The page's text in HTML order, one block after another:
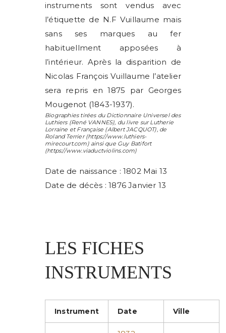
instruments sont vendus avec
l’étiquette de N.F Vuillaume mais
sans ses marques au fer
habituellment apposées à
l’intérieur. Après la disparition de
Nicolas François Vuillaume l’atelier
sera repris en 1875 par Georges
Mougenot (1843-1937).
Biographies tirées du Dictionnaire Universel des
Luthiers (René VANNES), du livre sur Lutherie
Lorraine et Française (Albert JACQUOT), de
Roland Terrier(https://www.luthiers-
mirecourt.com) ainsi que Guy Batifort
(https://www.viaductviolins.com)
Date de naissance : 1802 Mai 13
Date de décès : 1876 Janvier 13
LES FICHES
INSTRUMENTS
Instrument Date Ville